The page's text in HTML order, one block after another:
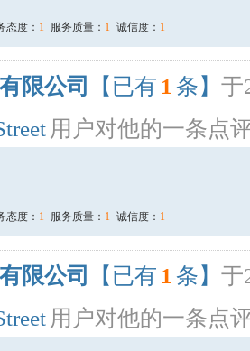
态度： 1 服务质量： 1 诚信度： 1
限公司 【已有 1 条】 于
用户对他的一条点
态度： 1 服务质量： 1 诚信度： 1
限公司 【已有 1 条】 于
用户对他的一条点